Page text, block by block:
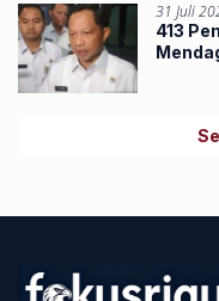
31 Juli
413